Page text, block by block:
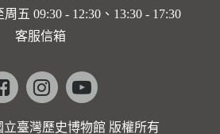
五 09:30 - 12:30、13:30 - 17:30
客服信箱
Facebookinstagramyoutube
立臺灣歷史博物館 版權所有